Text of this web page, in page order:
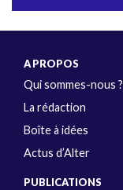
A PROPOS
Qui sommes-nous ?
La rédaction
Boîte à idées
Actus d’Alter
PUBLICATIONS